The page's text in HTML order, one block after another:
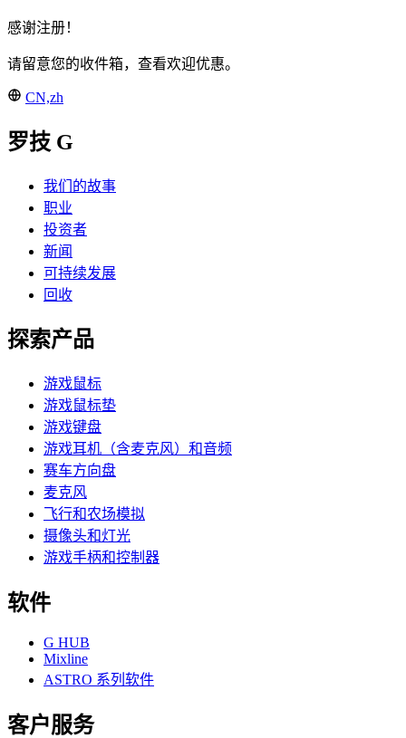
感谢注册！
请留意您的收件箱，查看欢迎优惠。
CN,zh
罗技 G
我们的故事
职业
投资者
新闻
可持续发展
回收
探索产品
游戏鼠标
游戏鼠标垫
游戏键盘
游戏耳机（含麦克风）和音频
赛车方向盘
麦克风
飞行和农场模拟
摄像头和灯光
游戏手柄和控制器
软件
G HUB
Mixline
ASTRO 系列软件
客户服务